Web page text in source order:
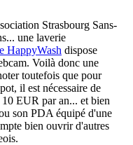
Strasbourg Sans-
une laverie
HappyWash dispose
Voilà donc une
toutefois que pour
il est nécessaire de
EUR par an... et bien
son PDA équipé d'une
bien ouvrir d'autres